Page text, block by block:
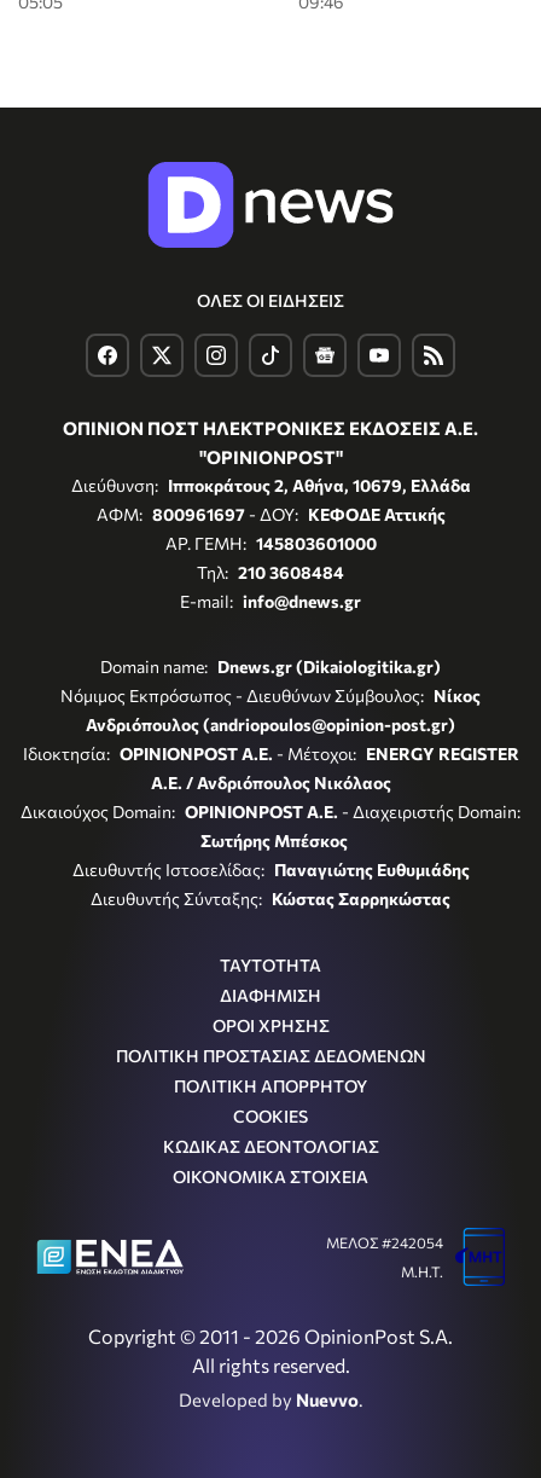
ΟΛΕΣ ΟΙ ΕΙΔΗΣΕΙΣ
ΟΠΙΝΙΟΝ ΠΟΣΤ ΗΛΕΚΤΡΟΝΙΚΕΣ ΕΚΔΟΣΕΙΣ Α.Ε.
"OPINIONPOST"
Διεύθυνση: Ιπποκράτους 2, Αθήνα, 10679, Ελλάδα
ΑΦΜ: 800961697- ΔΟΥ: ΚΕΦΟΔΕ Αττικής
ΑΡ. ΓΕΜΗ: 145803601000
Τηλ: 210 3608484
E-mail: info@dnews.gr
Domain name: Dnews.gr (Dikaiologitika.gr)
Νόμιμος Εκπρόσωπος - Διευθύνων Σύμβουλος: Νίκος
Ανδριόπουλος (andriopoulos@opinion-post.gr)
Ιδιοκτησία: OPINIONPOST A.E. - Μέτοχοι: ENERGY REGISTER
Α.Ε. / Ανδριόπουλος Νικόλαος
Δικαιούχος Domain: OPINIONPOST A.E. - Διαχειριστής Domain:
Σωτήρης Μπέσκος
Διευθυντής Ιστοσελίδας: Παναγιώτης Ευθυμιάδης
Διευθυντής Σύνταξης: Κώστας Σαρρηκώστας
ΤΑΥΤΟΤΗΤΑ
ΔΙΑΦΗΜΙΣΗ
ΟΡΟΙ ΧΡΗΣΗΣ
ΠΟΛΙΤΙΚΗ ΠΡΟΣΤΑΣΙΑΣ ΔΕΔΟΜΕΝΩΝ
ΠΟΛΙΤΙΚΗ ΑΠΟΡΡΗΤΟΥ
COOKIES
ΚΩΔΙΚΑΣ ΔΕΟΝΤΟΛΟΓΙΑΣ
ΟΙΚΟΝΟΜΙΚΑ ΣΤΟΙΧΕΙΑ
Copyright © 2011 - 2026 OpinionPost S.A.
All rights reserved.
Developed by Nuevvo.
ΜΕΛΟΣ #242054
Μ.Η.Τ.